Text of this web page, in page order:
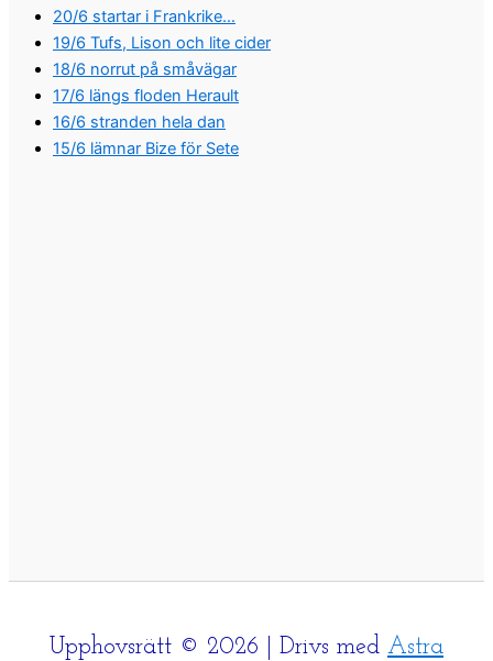
20/6 startar i Frankrike…
19/6 Tufs, Lison och lite cider
18/6 norrut på småvägar
17/6 längs floden Herault
16/6 stranden hela dan
15/6 lämnar Bize för Sete
Upphovsrätt © 2026 | Drivs med Astra